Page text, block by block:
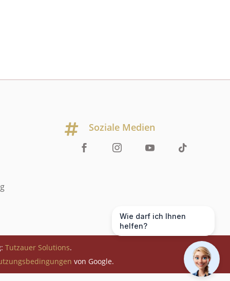
 Soziale Medien
Tutzauer Solutions.
von Google.
Wie darf ich Ihnen
helfen?